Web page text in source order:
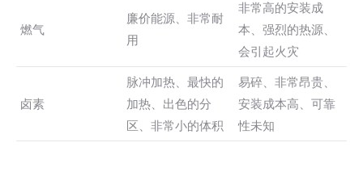
燃气
廉价能源、非常耐
用
非常高的安装成
本、强烈的热源、
会引起火灾
卤素
脉冲加热、最快的
加热、出色的分
区、非常小的体积
易碎、非常昂贵、
安装成本高、可靠
性未知